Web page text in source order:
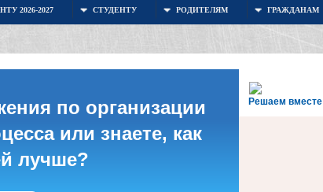
2026-2027 СТУДЕНТУ РОДИТЕЛЯМ ГРАЖДАНАМ
Решаем вместе
по организации
или знаете, как
лучше?